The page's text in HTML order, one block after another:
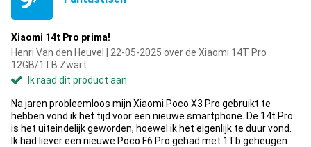
Xiaomi 14t Pro prima!
Henri Van den Heuvel | 22-05-2025 over de Xiaomi 14T Pro
12GB/1TB Zwart
Ik raad dit product aan
Na jaren probleemloos mijn Xiaomi Poco X3 Pro gebruikt te
hebben vond ik het tijd voor een nieuwe smartphone. De 14t Pro
is het uiteindelijk geworden, hoewel ik het eigenlijk te duur vond.
Ik had liever een nieuwe Poco F6 Pro gehad met 1Tb geheugen